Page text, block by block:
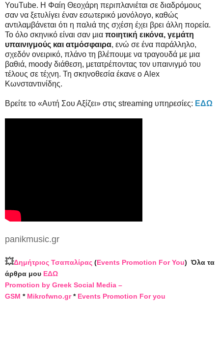
YouTube. Η Φαίη Θεοχάρη περιπλανιέται σε διαδρόμους
σαν να ξετυλίγει έναν εσωτερικό μονόλογο, καθώς
αντιλαμβάνεται ότι η παλιά της σχέση έχει βρει άλλη πορεία.
Το όλο σκηνικό είναι σαν μια ποιητική εικόνα, γεμάτη
υπαινιγμούς και ατμόσφαιρα, ενώ σε ένα παράλληλο,
σχεδόν ονειρικό, πλάνο τη βλέπουμε να τραγουδά με μια
βαθιά, moody διάθεση, μετατρέποντας τον υπαινιγμό του
τέλους σε τέχνη. Τη σκηνοθεσία έκανε ο Alex
Κωνσταντινίδης.
Βρείτε το «Αυτή Σου Αξίζει» στις streaming υπηρεσίες: ΕΔΩ
panikmusic.gr
💥Δημήτριος Τσαπαλίρας (Events Promotion For You) Όλα τα
άρθρα μου ΕΔΩ
Promotion by Greek Social Media –
GSM * Mikrofwno.gr* Events Promotion For you